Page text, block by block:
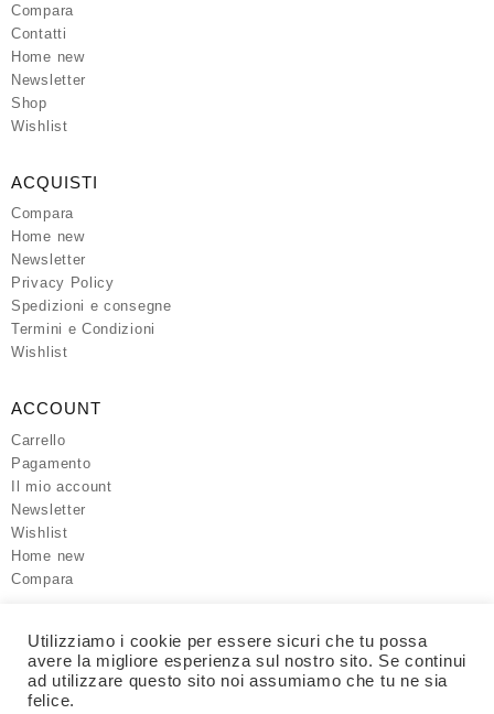
Compara
Contatti
Home new
Newsletter
Shop
Wishlist
ACQUISTI
Compara
Home new
Newsletter
Privacy Policy
Spedizioni e consegne
Termini e Condizioni
Wishlist
ACCOUNT
Carrello
Pagamento
Il mio account
Newsletter
Wishlist
Home new
Compara
SITO UFFICIALE
SOLUZIONI IT
Utilizziamo i cookie per essere sicuri che tu possa
avere la migliore esperienza sul nostro sito. Se continui
ad utilizzare questo sito noi assumiamo che tu ne sia
felice.